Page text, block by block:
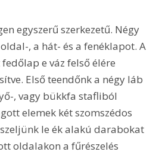
egyszerű szerkezetű. Négy
, a hát- és a fenéklapot. A
e váz felső élére
Első teendőnk a négy láb
, vagy bükkfa stafliból
elemek két szomszédos
le ék alakú darabokat
oldalakon a fűrészelés